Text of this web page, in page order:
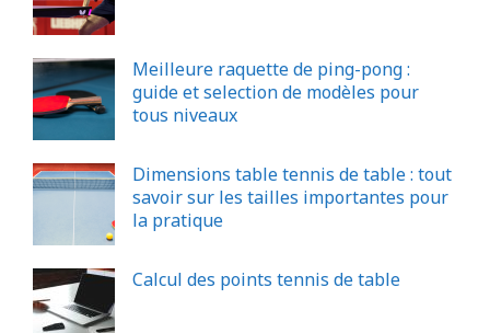
Meilleure raquette de ping-pong :
guide et selection de modèles pour
tous niveaux
Dimensions table tennis de table : tout
savoir sur les tailles importantes pour
la pratique
Calcul des points tennis de table